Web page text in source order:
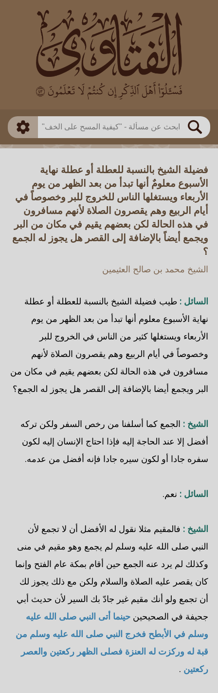
بحث
العالم
بن باز
بن العثيمين
اللجنة الدائمة
طريقة البحث
ذكي
فضيلة الشيخ بالنسبة للعطلة أو عطلة نهاية
الأسبوع معلومٌ أنها تبدأ من بعد الظهر من يوم
الأربعاء ويستغلها الناس للخروج للبر وخصوصاً في
أيام الربيع وهم يقصرون الصلاة لأنهم مسافرون
في هذه الحالة لكن بعضهم يقيم في مكان من البر
ويجمع أيضاً بالإضافة إلى القصر هل يجوز له الجمع
؟
الشيخ محمد بن صالح العثيمين
السائل : طيب فضيلة الشيخ بالنسبة للعطلة أو عطلة
نهاية الأسبوع معلوم أنها تبدأ من بعد الظهر من يوم
الأربعاء ويستغلها كثير من الناس في الخروج للبر
وخصوصاً في أيام الربيع وهم يقصرون الصلاة لأنهم
مسافرون في هذه الحالة لكن بعضهم يقيم في مكان من
البر ويجمع أيضا بالإضافة إلى القصر هل يجوز له الجمع؟
الشيخ : الجمع كما أسلفنا من رخص السفر ولكن تركه
أفضل إلا عند الحاجة إليه فإذا احتاج الإنسان إليه لكون
سفره جادا أو لكون سيره جادا فإنه أفضل من عدمه.
السائل : نعم.
الشيخ : فالمقيم مثلا نقول له الأفضل أن لا تجمع لأن
النبي صلى الله عليه وسلم لم يجمع وهو مقيم في منى
وكذلك لم يرد عنه الجمع حين أقام بمكة عام الفتح وإنما
كان يقصر عليه الصلاة والسلام ولكن مع ذلك يجوز لك
أن تجمع ولو أنك مقيم غير جادّ بك السير لأن حديث أبي
جحيفة في الصحيحين حينما أتى النبي صلى الله عليه
وسلم في الأبطح فخرج النبي صلى الله عليه وسلم من
قبة له وركزت له العنزة فصلى الظهر ركعتين والعصر
ركعتين .